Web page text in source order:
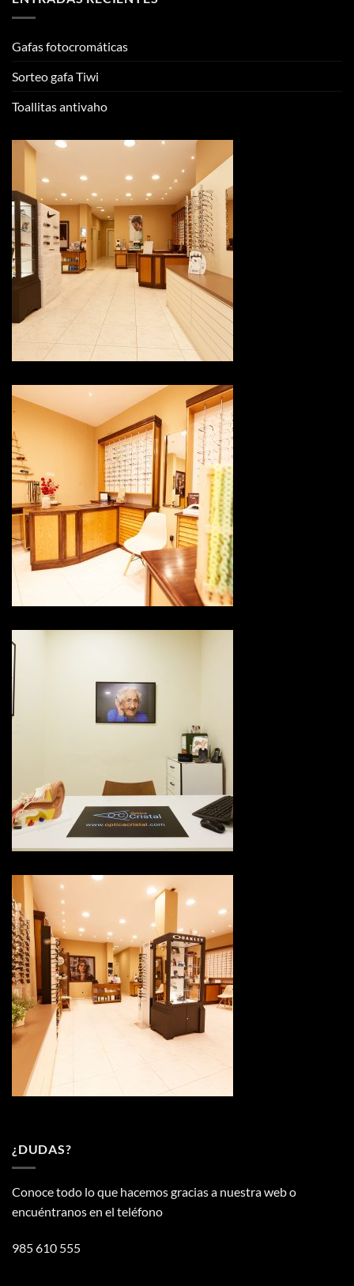
Gafas fotocromáticas
Sorteo gafa Tiwi
Toallitas antivaho
¿DUDAS?
Conoce todo lo que hacemos gracias a nuestra web o
encuéntranos en el teléfono
985 610 555